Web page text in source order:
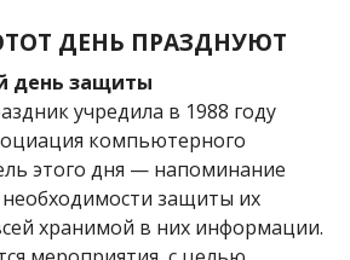
ДЕНЬ ПРАЗДНУЮТ
день защиты
учредила в 1988 году
компьютерного
этого дня — напоминание
защиты их
хранимой в них информации.